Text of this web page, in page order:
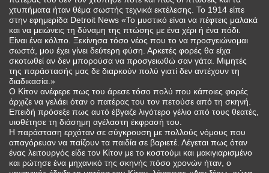
χτυπήματα ήταν θέμα σωστής τεχνικά εκτέλεσης. Το 1914 είπε
στην εφημερίδα Detroit News «Το μυστικό είναι να πέφτεις μαλακά
και να μειώνεις τη δύναμη της πτώσης με ένα χέρι ή ένα πόδι.
Είναι ένα κόλπο. Ξεκίνησα τόσο νέος που το να προσγειώνομαι
σωστά, μου έχει γίνει δεύτερη φύση. Αρκετές φορές θα είχα
σκοτωθεί αν δεν μπορούσα να προσγειωθώ σαν γάτα. Μιμητές
της παράστασής μας δε διαρκούν πολύ γιατί δεν αντέχουν τη
διαδικασία.»
Ο Κίτον ανέφερε πως του άρεσε τόσο πολύ που κάποιες φορές
άρχιζε να γελάει όταν ο πατέρας του τον πετούσε από τη σκηνή.
Επειδή πρόσεξε πως αυτό έβγαζε λιγότερο γέλιο από τους θεατές,
υιοθέτησε τη διάσημη αγέλαστη έκφρασή του.
Η παράσταση ερχόταν σε σύγκρουση με πολλούς νόμους που
απαγόρευαν να παίζουν τα παιδία σε βαριετέ. Λέγεται πως όταν
ένας λειτουργός είδε τον Κίτον με το κοστούμι και μακιγιαρισμένο
και ρώτησε ένα μηχανικό της σκηνής πόσο χρονών ήταν, ο